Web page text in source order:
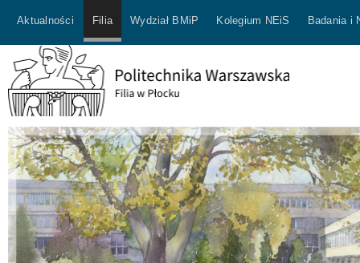
Aktualności Filia Wydział BMiP Kolegium NEiS Badania i